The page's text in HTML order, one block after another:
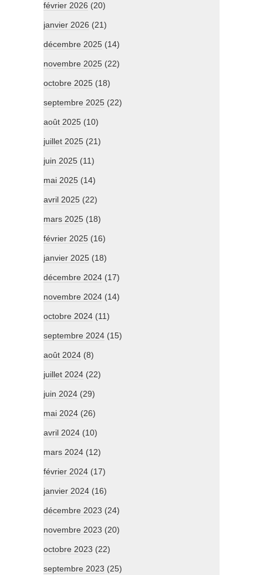
février 2026 (20)
janvier 2026 (21)
décembre 2025 (14)
novembre 2025 (22)
octobre 2025 (18)
septembre 2025 (22)
août 2025 (10)
juillet 2025 (21)
juin 2025 (11)
mai 2025 (14)
avril 2025 (22)
mars 2025 (18)
février 2025 (16)
janvier 2025 (18)
décembre 2024 (17)
novembre 2024 (14)
octobre 2024 (11)
septembre 2024 (15)
août 2024 (8)
juillet 2024 (22)
juin 2024 (29)
mai 2024 (26)
avril 2024 (10)
mars 2024 (12)
février 2024 (17)
janvier 2024 (16)
décembre 2023 (24)
novembre 2023 (20)
octobre 2023 (22)
septembre 2023 (25)